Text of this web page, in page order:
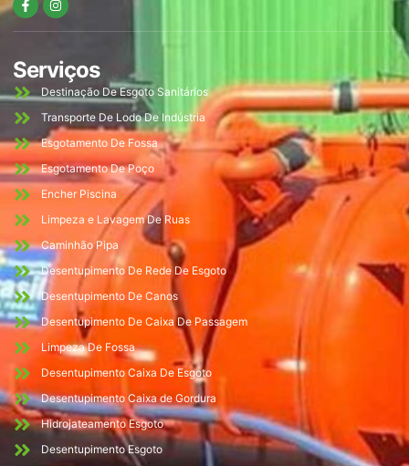
Serviços
Destinação De Esgoto Sanitários
Transporte De Lodo De Indústria
Esgotamento De Fossa
Esgotamento De Poço
Encher Piscina
Limpeza e Lavagem De Ruas
Caminhão Pipa
Desentupimento De Rede De Esgoto
Desentupimento De Canos
Desentupimento De Caixa De Passagem
Limpeza De Fossa
Desentupimento Caixa De Esgoto
Desentupimento Caixa de Gordura
Hidrojateamento Esgoto
Desentupimento Esgoto